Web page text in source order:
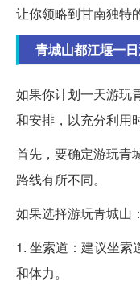
让你领略到甘南独特
青城山都江堰一
如果你计划一天游玩
和安排，以充分利用
首先，要确定游玩青
路线有所不同。
如果选择游玩青城山：
1. 坐索道：建议坐索
和体力。